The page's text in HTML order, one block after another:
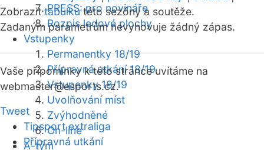
PRESS: pro novináře
Rozpis ledové plochy
Vstupenky
Permanentky 18/19
Přípravná utkání 18/19
Vstupenky 18/19
Uvolňování míst
Zvýhodněné
On-line
A-tým
Zobrazittabulkutéto sezóny a soutěže.
Zadaným parametrům nevyhovuje žádný zápas.
Vaše připomínky k této stránce uvítáme na
webmaster@esports.cz.
Tweet
Tipsport extraliga
Přípravná utkání